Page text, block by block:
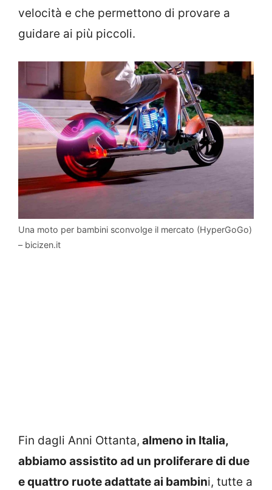
velocità e che permettono di provare a
guidare ai più piccoli.
Una moto per bambini sconvolge il mercato (HyperGoGo)
– bicizen.it
Fin dagli Anni Ottanta, almeno in Italia,
abbiamo assistito ad un proliferare di due
e quattro ruote adattate ai bambini, tutte a